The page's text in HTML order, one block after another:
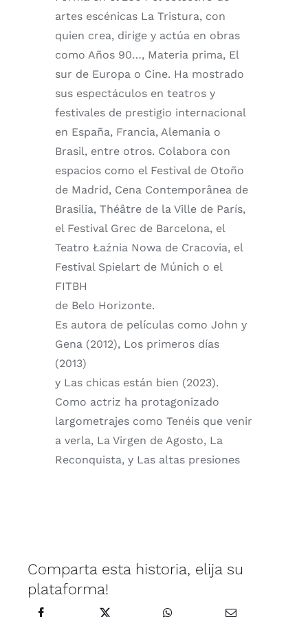
artes escénicas La Tristura, con
quien crea, dirige y actúa en obras
como Años 90…, Materia prima, El
sur de Europa o Cine. Ha mostrado
sus espectáculos en teatros y
festivales de prestigio internacional
en España, Francia, Alemania o
Brasil, entre otros. Colabora con
espacios como el Festival de Otoño
de Madrid, Cena Contemporânea de
Brasilia, Théâtre de la Ville de París,
el Festival Grec de Barcelona, el
Teatro Łaźnia Nowa de Cracovia, el
Festival Spielart de Múnich o el
FITBH
de Belo Horizonte.
Es autora de películas como John y
Gena (2012), Los primeros días
(2013)
y Las chicas están bien (2023).
Como actriz ha protagonizado
largometrajes como Tenéis que venir
a verla, La Virgen de Agosto, La
Reconquista, y Las altas presiones
Comparta esta historia, elija su
plataforma!